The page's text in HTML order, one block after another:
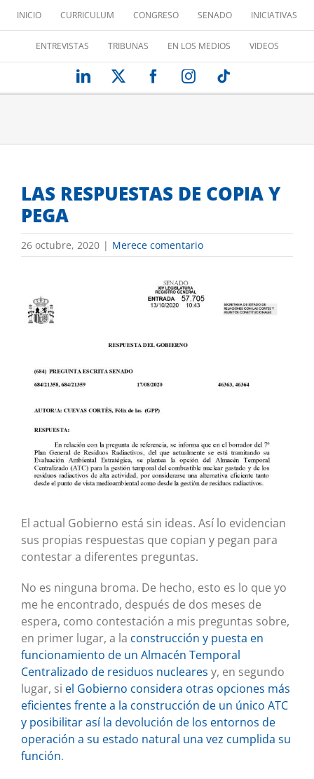
contenido
INICIO CURRICULUM CONGRESO SENADO INICIATIVAS
ENTREVISTAS TRIBUNAS EN LOS MEDIOS VIDEOS
LinkedIn FacebookInstagram
LAS RESPUESTAS DE COPIA Y
PEGA
26 octubre, 2020 | Merece comentario
imagen
más
El actual Gobierno está sin ideas. Así lo evidencian
sus propias respuestas que copian y pegan para
contestar a diferentes preguntas.
No es ninguna broma. De hecho, esto es lo que yo
me he encontrado, después de dos meses de
espera, como contestación a mis preguntas sobre,
en primer lugar, a la construcción y puesta en
funcionamiento de un Almacén Temporal
Centralizado de residuos nucleares y, en segundo
lugar, si el Gobierno considera otras opciones más
eficientes frente a la construcción de un único ATC
y posibilitar así la devolución de los entornos de
operación a su estado natural una vez cumplida su
función.